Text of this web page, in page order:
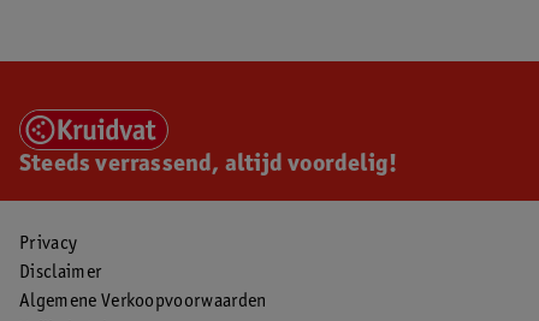
Steeds verrassend, altijd voordelig!
Privacy
Disclaimer
Algemene Verkoopvoorwaarden